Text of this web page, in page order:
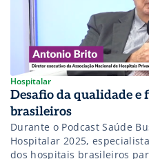
Hospitalar
Desafio da qualidade e
brasileiros
Durante o Podcast Saúde
Hospitalar 2025,
dos hospitais brasileiros